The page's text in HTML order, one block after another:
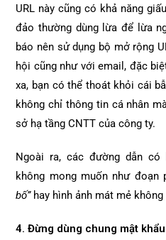
URL này cũng có khả năng
đảo thường dùng lừa để lừa
báo nên sử dụng bộ mở rộng
hội cũng như với email, đặc
xa, bạn có thể thoát khỏi cái
không chỉ thông tin cá nhân
sở hạ tầng CNTT của công ty.
Ngoài ra, các đường dẫn
không mong muốn như đoạn
bố”hay hình ảnh mát mẻ
4. Đừng dùng chung mật